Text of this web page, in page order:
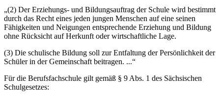
„(2) Der Erziehungs- und Bildungsauftrag der Schule wird bestimmt
durch das Recht eines jeden jungen Menschen auf eine seinen
Fähigkeiten und Neigungen entsprechende Erziehung und Bildung
ohne Rücksicht auf Herkunft oder wirtschaftliche Lage.
(3) Die schulische Bildung soll zur Entfaltung der Persönlichkeit der
Schüler in der Gemeinschaft beitragen. ...“
Für die Berufsfachschule gilt gemäß § 9 Abs. 1 des Sächsischen
Schulgesetzes: